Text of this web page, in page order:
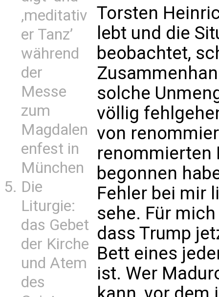
‚meditativ
er Tanz’
während
der
Messe
zum
Magdalen
enfest in
München
Die
Liturgie:
das Gebet
der Kirche
und Atem
des
Torsten
lebt und die
beobachtet,
solche
völlig
von
renommierten
begonnen
Fehler bei mir
sehe. Für
dass Trump
Bett eines
ist. Wer